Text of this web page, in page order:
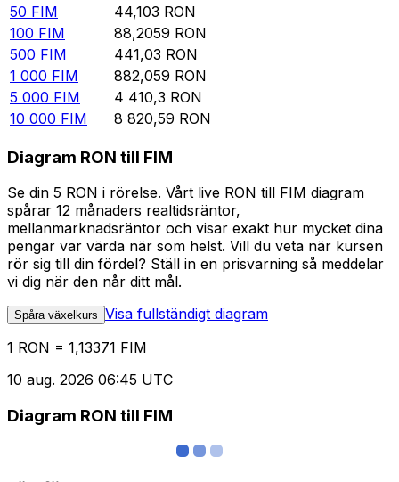
50 FIM 44,103 RON
100 FIM 88,2059 RON
500 FIM 441,03 RON
1 000 FIM 882,059 RON
5 000 FIM 4 410,3 RON
10 000 FIM 8 820,59 RON
Diagram RON till FIM
Se din 5 RON i rörelse. Vårt live RON till FIM diagram
spårar 12 månaders realtidsräntor,
mellanmarknadsräntor och visar exakt hur mycket dina
pengar var värda när som helst. Vill du veta när kursen
rör sig till din fördel? Ställ in en prisvarning så meddelar
vi dig när den når ditt mål.
Spåra växelkurs Visa fullständigt diagram
1 RON = 1,13371 FIM
10 aug. 2026 06:45 UTC
Diagram RON till FIM